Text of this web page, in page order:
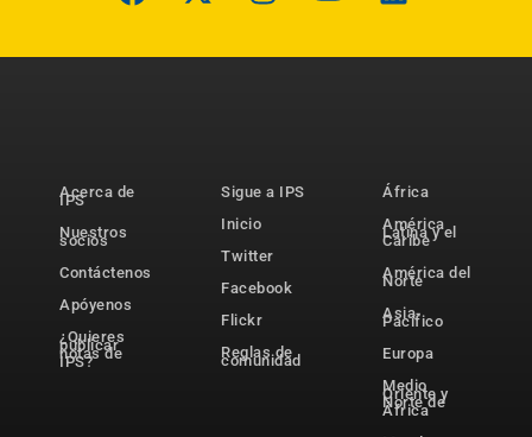
Acerca de
IPS
Nuestros
socios
Contáctenos
Apóyenos
¿Quieres
publicar
notas de
IPS?
Sigue a IPS
Inicio
Twitter
Facebook
Flickr
Reglas de
comunidad
África
América
Latina y el
Caribe
América del
Norte
Asia-
Pacífico
Europa
Medio
Oriente y
Norte de
África